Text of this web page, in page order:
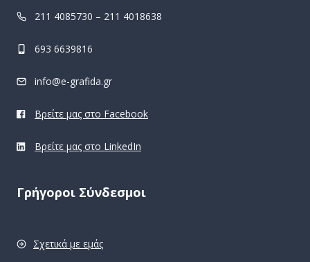
211 4085730 – 211 4018638
693 6639816
info@e-grafida.gr
Βρείτε μας στο Facebook
Βρείτε μας στο LinkedIn
Γρήγοροι Σύνδεσμοι
Σχετικά με εμάς